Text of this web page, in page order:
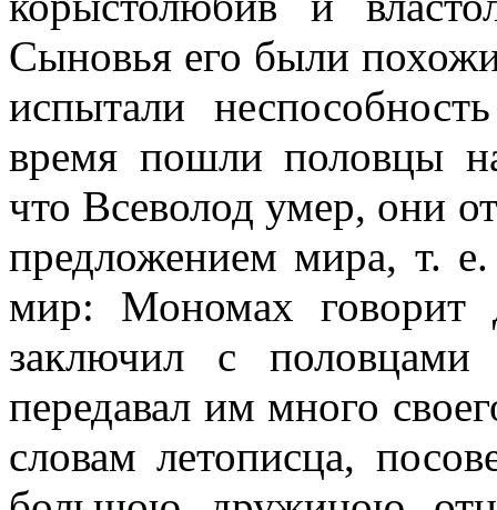
Сыновья его были
испытали
время пошли половцы
что Всеволод умер, они
предложением мира, т.
мир: Мономах
заключил с половцами
передавал им много
словам летописца,